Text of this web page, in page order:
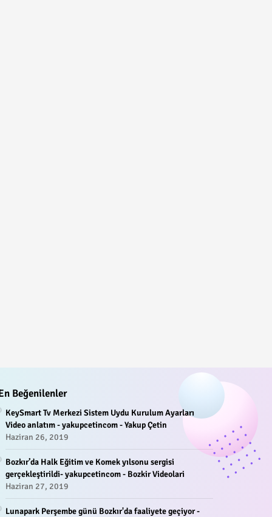
Beğenilenler
KeySmart Tv Merkezi Sistem Uydu Kurulum Ayarları
Video anlatım - yakupcetincom - Yakup Çetin
Haziran 26, 2019
Bozkır’da Halk Eğitim ve Komek yılsonu sergisi
gerçekleştirildi- yakupcetincom - Bozkir Videolari
Haziran 27, 2019
Lunapark Perşembe günü Bozkır'da faaliyete geçiyor -